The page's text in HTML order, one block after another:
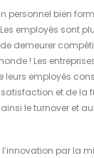
personnel bien
employés sont
demeurer
! Les
employés
et de la
le turnover et
par la